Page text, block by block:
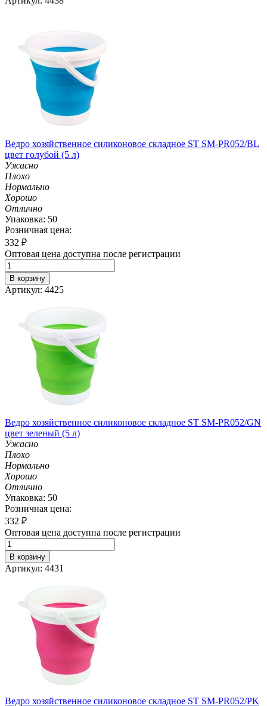
Ведро хозяйственное силиконовое складное ST SM-PR052/BL
цвет голубой (5 л)
Ужасно
Плохо
Нормально
Хорошо
Отлично
Упаковка: 50
Розничная цена:
332 ₽
Оптовая цена доступна после регистрации
В корзину
Артикул: 4425
Ведро хозяйственное силиконовое складное ST SM-PR052/GN
цвет зеленый (5 л)
Ужасно
Плохо
Нормально
Хорошо
Отлично
Упаковка: 50
Розничная цена:
332 ₽
Оптовая цена доступна после регистрации
В корзину
Артикул: 4431
Ведро хозяйственное силиконовое складное ST SM-PR052/PK